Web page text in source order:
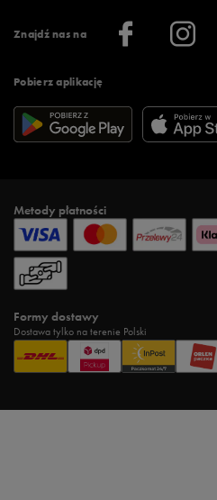
Znajdź nas na
Pobierz aplikację
Więcej regulaminów >
Informacje o firmie
Metody płatności
Formy dostawy
Dostawa tylko na terenie Polski